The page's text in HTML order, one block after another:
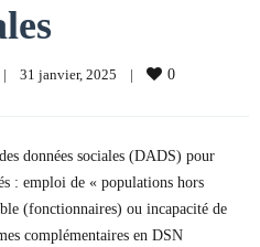
| 31 janvier, 2025 | 0
données sociales (DADS) pour
: emploi de « populations hors
(fonctionnaires) ou incapacité de
complémentaires en DSN